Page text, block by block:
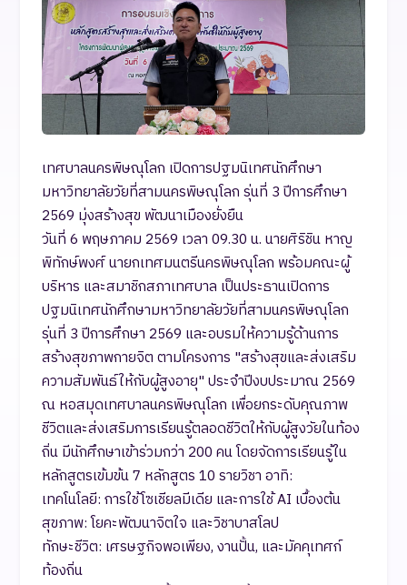
เทศบาลนครพิษณุโลก เปิดการปฐมนิเทศนักศึกษา
มหาวิทยาลัยวัยที่สามนครพิษณุโลก รุ่นที่ 3 ปีการศึกษา
2569 มุ่งสร้างสุข พัฒนาเมืองยั่งยืน
วันที่ 6 พฤษภาคม 2569 เวลา 09.30 น. ​นายศิริชิน หาญ
พิทักษ์พงศ์ นายกเทศมนตรีนครพิษณุโลก พร้อมคณะผู้
บริหาร และสมาชิกสภาเทศบาล เป็นประธานเปิดการ
ปฐมนิเทศนักศึกษามหาวิทยาลัยวัยที่สามนครพิษณุโลก
รุ่นที่ 3 ปีการศึกษา 2569 และอบรมให้ความรู้ด้านการ
สร้างสุขภาพกายจิต ตามโครงการ "สร้างสุขและส่งเสริม
ความสัมพันธ์ให้กับผู้สูงอายุ" ประจำปีงบประมาณ 2569
ณ หอสมุดเทศบาลนครพิษณุโลก เพื่อยกระดับคุณภาพ
ชีวิตและส่งเสริมการเรียนรู้ตลอดชีวิตให้กับผู้สูงวัยในท้อง
ถิ่น มีนักศึกษาเข้าร่วมกว่า 200 คน โดยจัดการเรียนรู้ใน
หลักสูตรเข้มข้น 7 หลักสูตร 10 รายวิชา อาทิ:
​เทคโนโลยี: การใช้โซเชียลมีเดีย และการใช้ AI เบื้องต้น
​สุขภาพ: โยคะพัฒนาจิตใจ และวิชาบาสโลป
​ทักษะชีวิต: เศรษฐกิจพอเพียง, งานปั้น, และมัคคุเทศก์
ท้องถิ่น